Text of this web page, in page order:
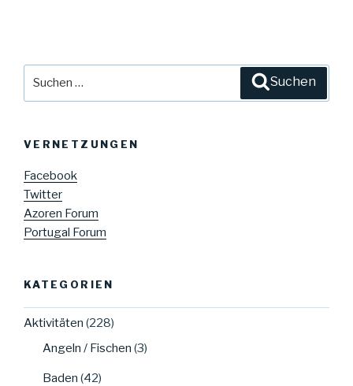
Suchen
VERNETZUNGEN
Facebook
Twitter
Azoren Forum
Portugal Forum
KATEGORIEN
Aktivitäten (228)
Angeln / Fischen (3)
Baden (42)